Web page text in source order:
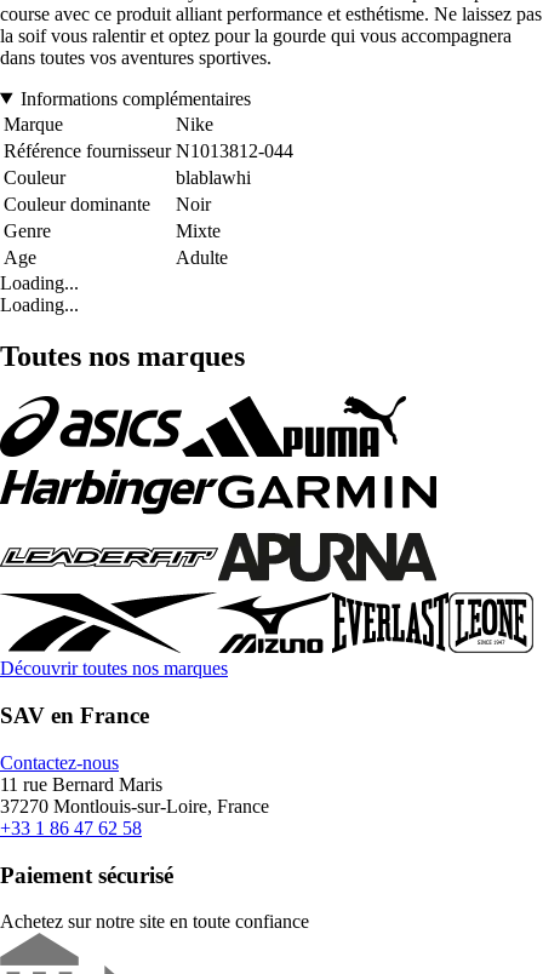
course avec ce produit alliant performance et esthétisme. Ne laissez pas
la soif vous ralentir et optez pour la gourde qui vous accompagnera
dans toutes vos aventures sportives.
Informations complémentaires
Marque
Nike
Référence fournisseur N1013812-044
Couleur
blablawhi
Couleur dominante
Noir
Genre
Mixte
Age
Adulte
Loading...
Loading...
Toutes nos marques
Découvrir toutes nos marques
SAV en France
Contactez-nous
11 rue Bernard Maris
37270 Montlouis-sur-Loire, France
+33 1 86 47 62 58
Paiement sécurisé
Achetez sur notre site en toute confiance